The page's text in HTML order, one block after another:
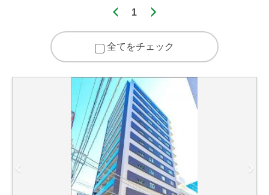
1
全てをチェック